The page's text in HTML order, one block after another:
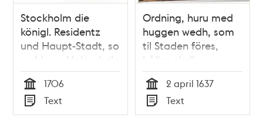
Stockholm die
königl. Residentz
und Haupt-Stadt, so
wohl von Upland als
von gantz
Schweden....
Tid
1706
Typ
Text
Ordning, huru med
huggen wedh, som
til Staden föres,
hållas skall.
Tid
2 april 1637
Typ
Text